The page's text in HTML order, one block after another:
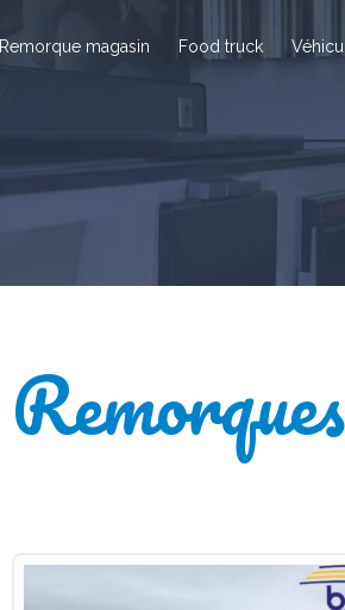
Remorque magasin Food truck